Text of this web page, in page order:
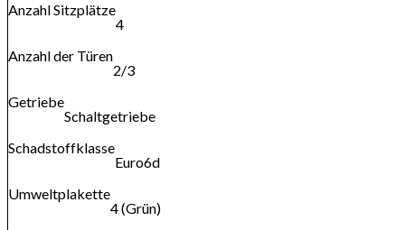
Anzahl Sitzplätze
4
Anzahl der Türen
2/3
Getriebe
Schaltgetriebe
Schadstoffklasse
Euro6d
Umweltplakette
4 (Grün)